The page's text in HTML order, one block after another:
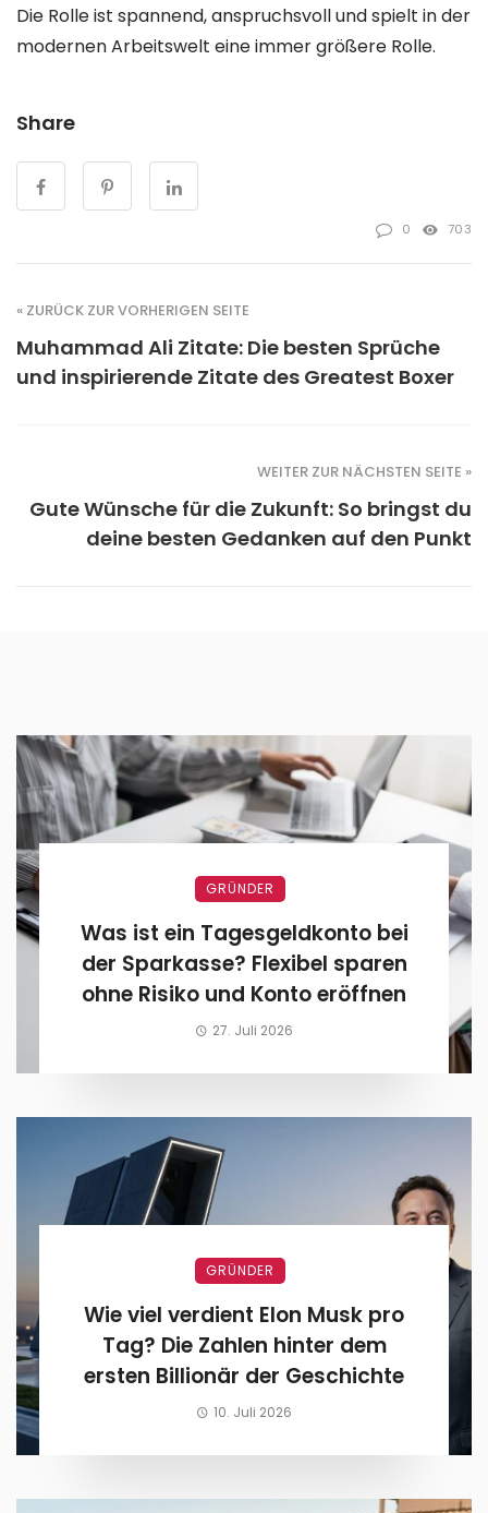
Die Rolle ist spannend, anspruchsvoll und spielt in der
modernen Arbeitswelt eine immer größere Rolle.
Share
0 703
« ZURÜCK ZUR VORHERIGEN SEITE
Muhammad Ali Zitate: Die besten Sprüche
und inspirierende Zitate des Greatest Boxer
WEITER ZUR NÄCHSTEN SEITE »
Gute Wünsche für die Zukunft: So bringst du
deine besten Gedanken auf den Punkt
GRÜNDER
Was ist ein Tagesgeldkonto bei
der Sparkasse? Flexibel sparen
ohne Risiko und Konto eröffnen
27. Juli 2026
GRÜNDER
Wie viel verdient Elon Musk pro
Tag? Die Zahlen hinter dem
ersten Billionär der Geschichte
10. Juli 2026